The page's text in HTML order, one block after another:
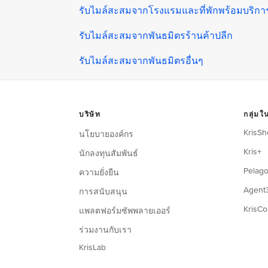
รับไมล์สะสมจากโรงแรมและที่พักพร้อมบริกา
รับไมล์สะสมจากพันธมิตรร้านค้าปลีก
รับไมล์สะสมจากพันธมิตรอื่นๆ